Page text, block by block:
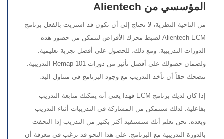
المؤسسي من Alientech
من الناحية النظرية، لا تحتاج إلى أن تكون قد اشتريت بالفعل برنامج
Alientech ECM لضبط محرك الأقراص لتتمكن من حضور هذه
الدورات التدريبية. ومع ذلك، للحصول على أفضل تجربة تعليمية.
ولضمان حصولك على أفضل تأثير من دورات Remap 101 التدريبية.
ننصحك حقاً أن تأخذ التدريب مع وجود البرنامج في متناول اليد.
إذا كان لديك برنامج ECM فهذا يعني أنه يمكنك متابعة التدريب
بفاعلية. لذلك ستتمكن من المشاركة في التدريبات أثناء التدريب
وبعده. نحن نعلم أنك ستستفيد أكثر بكثير من التدريب إذا التحقت
بالدورة التدريبية مع البرنامج. على هذا النحو قد ترغب في معرفة أن